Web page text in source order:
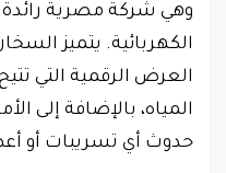
وهي شركة مصرية
الكهربائية. يتميز
العرض الرقمية التي
المياه، بالإضافة إلى
حدوث أي تسريبات أو